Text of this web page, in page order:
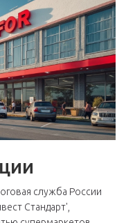
служба России
Стандарт',